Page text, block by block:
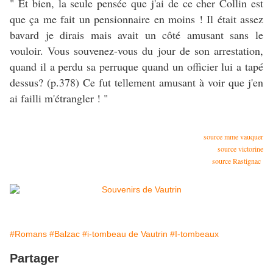
" Et bien, la seule pensée que j'ai de ce cher Collin est
que ça me fait un pensionnaire en moins ! Il était assez
bavard je dirais mais avait un côté amusant sans le
vouloir. Vous souvenez-vous du jour de son arrestation,
quand il a perdu sa perruque quand un officier lui a tapé
dessus? (p.378) Ce fut tellement amusant à voir que j'en
ai failli m'étrangler ! "
source mme vauquer
source victorine
source Rastignac
#Romans #Balzac #i-tombeau de Vautrin #I-tombeaux
Partager